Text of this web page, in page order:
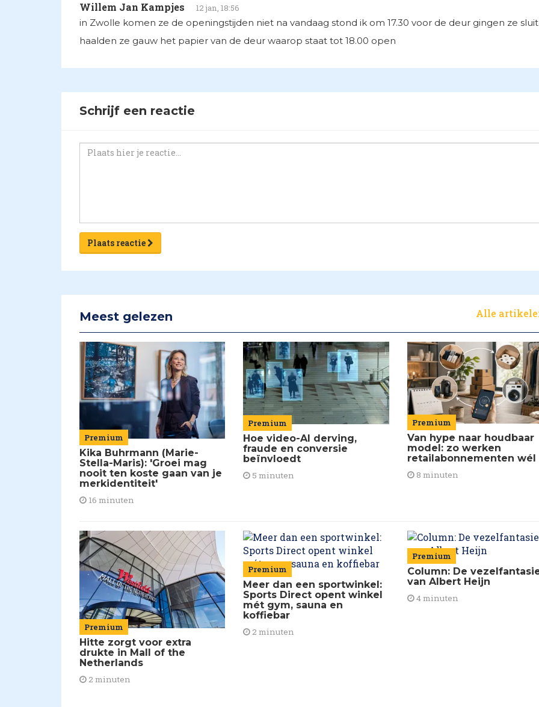
Willem Jan Kampjes 12 jan, 18:56
in Zwolle komen ze de openingstijden niet na vandaag stond ik om 17.30 voor de deur gingen ze
haalden ze gauw het papier van de deur waarop staat tot 18.00 open
Schrijf een reactie
Plaats reactie
Meest gelezen Alle
Premium
Kika Buhrmann (Marie-
Stella-Maris): 'Groei mag
nooit ten koste gaan van je
merkidentiteit'
16 minuten
Premium
Hoe video-AI derving,
fraude en conversie
beïnvloedt
5 minuten
Premium
Van hype naar houdbaar
model: zo werken
retailabonnementen wél
8 minuten
Premium
Hitte zorgt voor extra
drukte in Mall of the
Netherlands
2 minuten
Premium
Meer dan een sportwinkel:
Sports Direct opent winkel
mét gym, sauna en
koffiebar
2 minuten
Premium
Column: De
van Albert Heijn
4 minuten